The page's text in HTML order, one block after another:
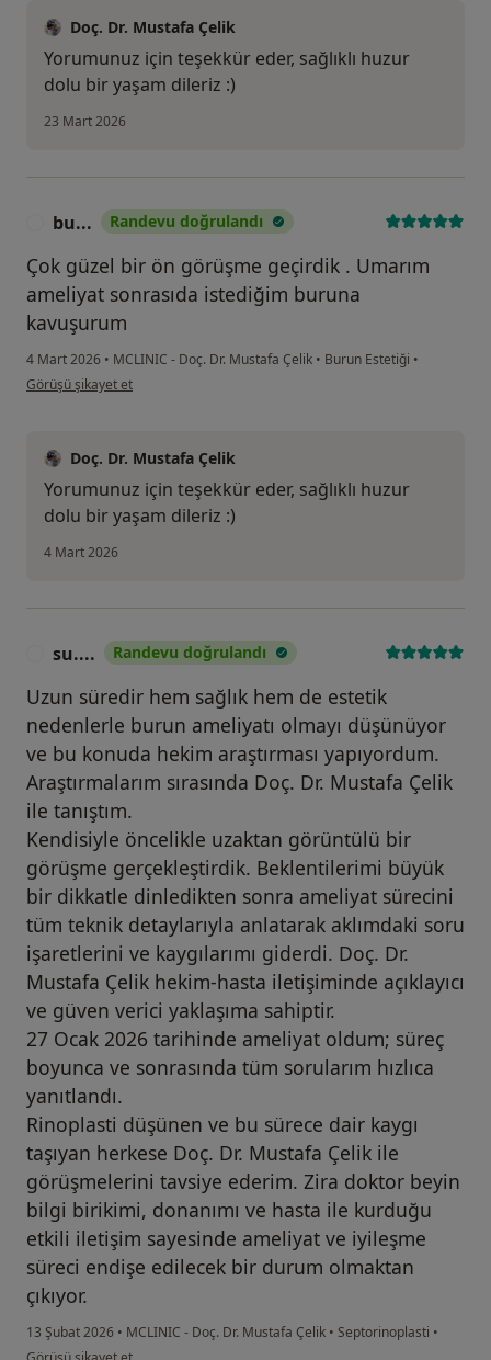
Doç. Dr. Mustafa Çelik
Yorumunuz için teşekkür eder, sağlıklı huzur
dolu bir yaşam dileriz :)
23 Mart 2026
bu... Randevu doğrulandı
Çok güzel bir ön görüşme geçirdik . Umarım
ameliyat sonrasıda istediğim buruna
kavuşurum
4 Mart 2026 • MCLINIC - Doç. Dr. Mustafa Çelik • Burun Estetiği •
kullanıcının görüşüne göre bu...
Görüşü şikayet et
Doç. Dr. Mustafa Çelik
Yorumunuz için teşekkür eder, sağlıklı huzur
dolu bir yaşam dileriz :)
4 Mart 2026
su.... Randevu doğrulandı
Uzun süredir hem sağlık hem de estetik
nedenlerle burun ameliyatı olmayı düşünüyor
ve bu konuda hekim araştırması yapıyordum.
Araştırmalarım sırasında Doç. Dr. Mustafa Çelik
ile tanıştım.
Kendisiyle öncelikle uzaktan görüntülü bir
görüşme gerçekleştirdik. Beklentilerimi büyük
bir dikkatle dinledikten sonra ameliyat sürecini
tüm teknik detaylarıyla anlatarak aklımdaki soru
işaretlerini ve kaygılarımı giderdi. Doç. Dr.
Mustafa Çelik hekim‑hasta iletişiminde açıklayıcı
ve güven verici yaklaşıma sahiptir.
27 Ocak 2026 tarihinde ameliyat oldum; süreç
boyunca ve sonrasında tüm sorularım hızlıca
yanıtlandı.
Rinoplasti düşünen ve bu sürece dair kaygı
taşıyan herkese Doç. Dr. Mustafa Çelik ile
görüşmelerini tavsiye ederim. Zira doktor beyin
bilgi birikimi, donanımı ve hasta ile kurduğu
etkili iletişim sayesinde ameliyat ve iyileşme
süreci endişe edilecek bir durum olmaktan
çıkıyor.
13 Şubat 2026 • MCLINIC - Doç. Dr. Mustafa Çelik • Septorinoplasti •
kullanıcının görüşüne göre su....